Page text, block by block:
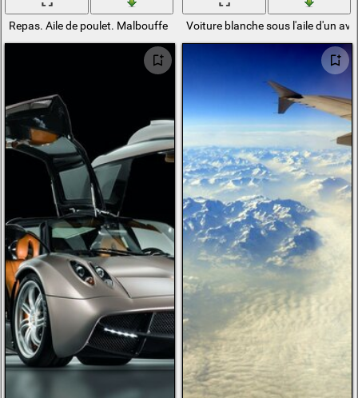
Repas. Aile de poulet. Malbouffe Voiture blanche sous l'aile d'un